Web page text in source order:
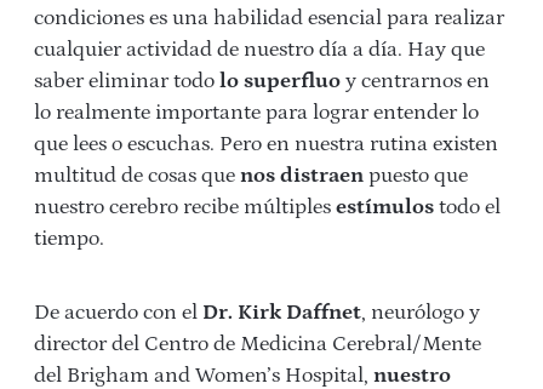
condiciones es una habilidad esencial para realizar
cualquier actividad de nuestro día a día. Hay que
saber eliminar todo lo superfluo y centrarnos en
lo realmente importante para lograr entender lo
que lees o escuchas. Pero en nuestra rutina existen
multitud de cosas que nos distraen puesto que
nuestro cerebro recibe múltiples estímulos todo el
tiempo.
De acuerdo con el Dr. Kirk Daffnet, neurólogo y
director del Centro de Medicina Cerebral/Mente
del Brigham and Women’s Hospital, nuestro